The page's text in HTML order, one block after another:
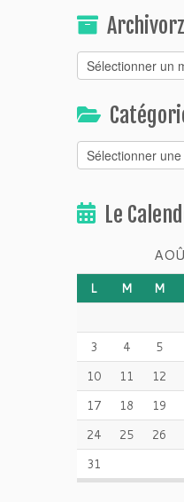
Archivorz
Archivorz
Catégories
Le
L M M
3
4 5
10
11 12
17
18 19
24
25 26
31